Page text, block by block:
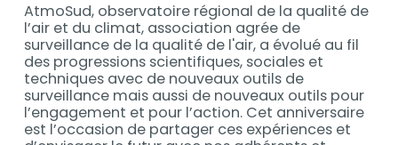
AtmoSud, observatoire régional de la qualité de
l’air et du climat, association agrée de
surveillance de la qualité de l'air, a évolué au fil
des progressions scientifiques, sociales et
techniques avec de nouveaux outils de
surveillance mais aussi de nouveaux outils pour
l’engagement et pour l’action. Cet anniversaire
est l’occasion de partager ces expériences et